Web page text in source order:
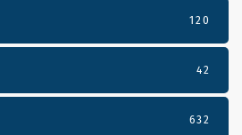
120
42
632